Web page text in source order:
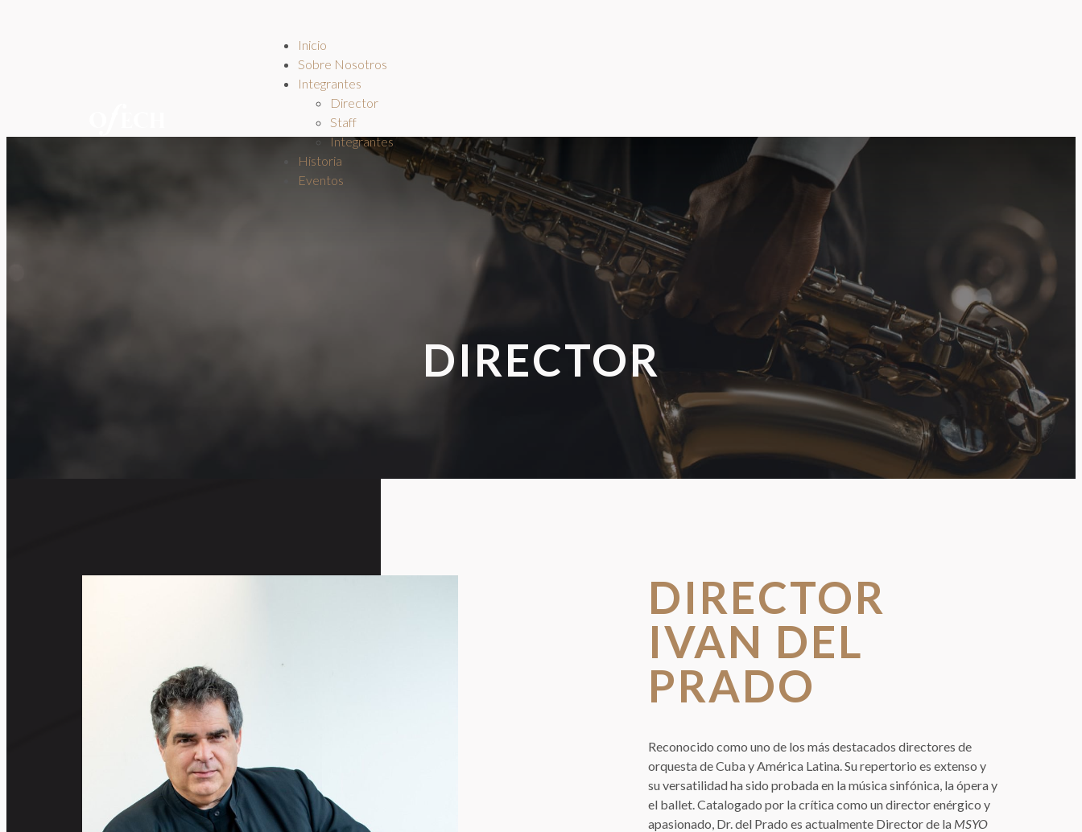
Inicio
Sobre Nosotros
Integrantes
Director
Staff
Integrantes
Historia
Eventos
DIRECTOR
DIRECTOR
IVAN DEL
PRADO
Reconocido como uno de los más destacados directores de
orquesta de Cuba y América Latina. Su repertorio es extenso y
su versatilidad ha sido probada en la música sinfónica, la ópera y
el ballet. Catalogado por la crítica como un director enérgico y
apasionado, Dr. del Prado es actualmente Director de la MSYO